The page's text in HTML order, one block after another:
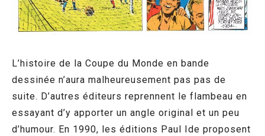
L’histoire de la Coupe du Monde en bande
dessinée n’aura malheureusement pas pas de
suite. D’autres éditeurs reprennent le flambeau en
essayant d’y apporter un angle original et un peu
d’humour. En 1990, les éditions Paul Ide proposent